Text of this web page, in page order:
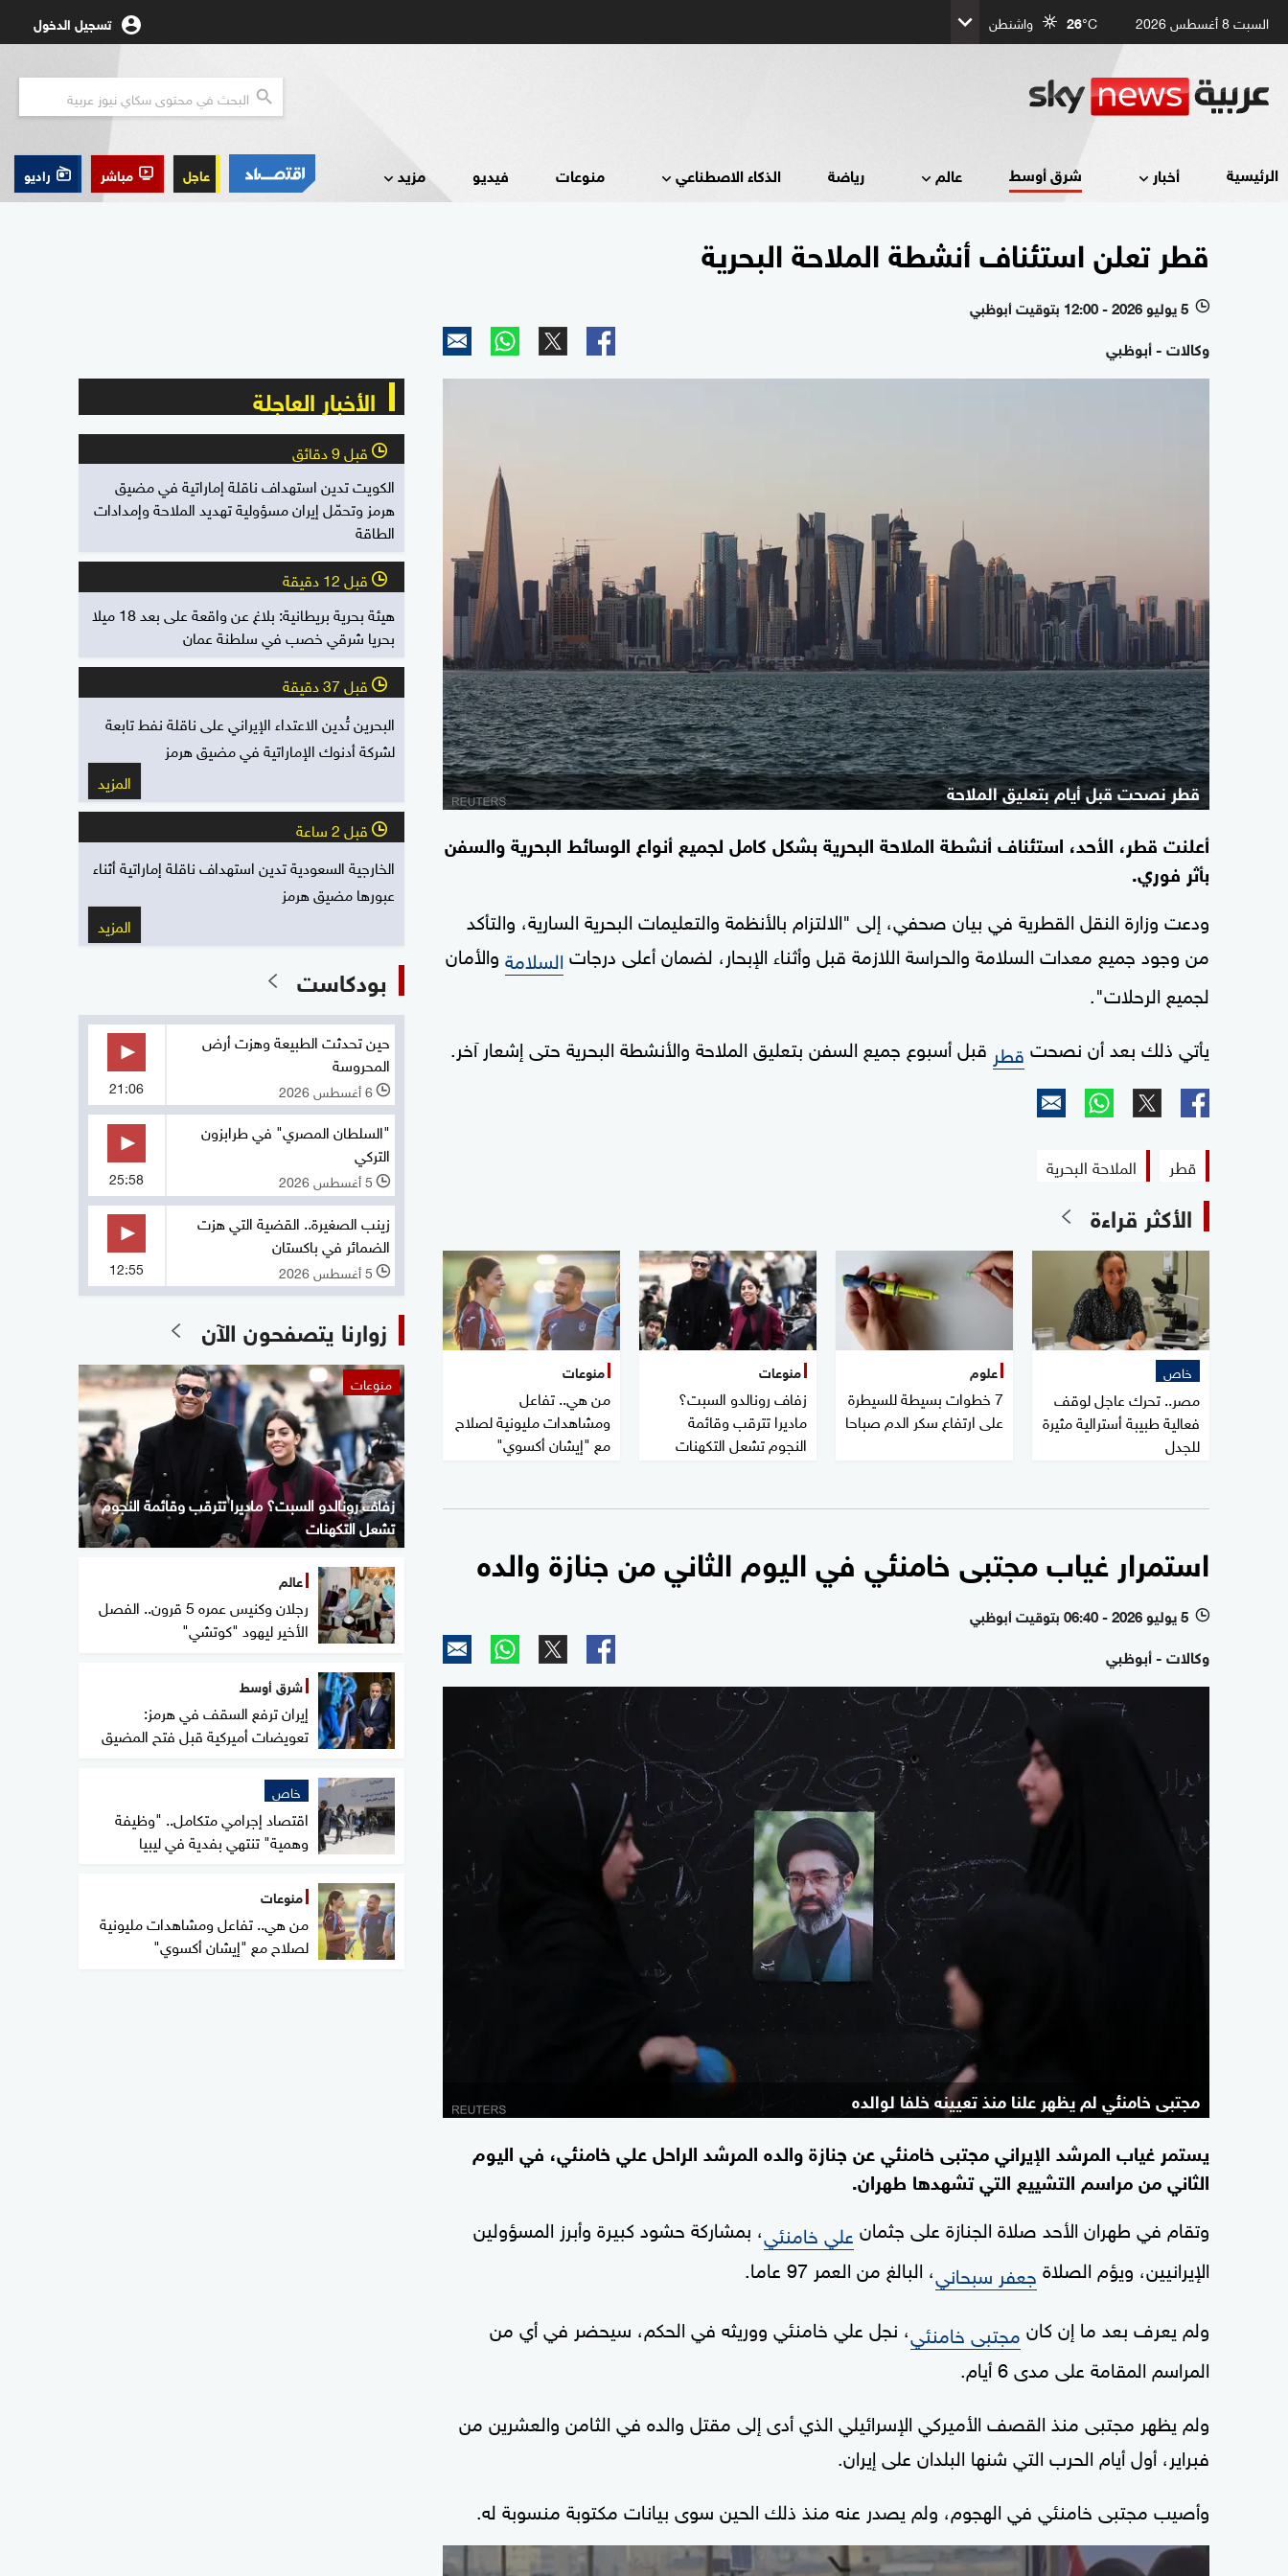
السبت 8 أغسطس 2026 26°C واشنطن تسجيل الدخول
الرئيسية أخبار شرق أوسط عالم رياضة الذكاء الاصطناعي منوعات فيديو مزيد عاجل مباشر راديو
قطر تعلن استئناف أنشطة الملاحة البحرية
l 5 يوليو 2026 - 12:00 بتوقيت أبوظبي
وكالات - أبوظبي
قطر نصحت قبل أيام بتعليق الملاحة
أعلنت قطر، ‌الأحد، استئناف أنشطة الملاحة ‌البحرية ‌بشكل كامل لجميع أنواع الوسائط البحرية والسفن
‌بأثر ‌فوري.
ودعت وزارة النقل القطرية في بيان صحفي، إلى "الالتزام بالأنظمة والتعليمات البحرية السارية، والتأكد
من وجود جميع معدات السلامة والحراسة اللازمة قبل وأثناء الإبحار، لضمان أعلى درجات السلامة والأمان
لجميع الرحلات".
يأتي ⁠ذلك بعد أن نصحت ⁠ قطر قبل أسبوع جميع ⁠السفن بتعليق الملاحة والأنشطة ⁠البحرية حتى إشعار آخر.
قطر الملاحة البحرية
الأكثر قراءة
خاص
مصر.. تحرك عاجل لوقف
فعالية طبيبة أسترالية مثيرة
للجدل
علوم
7 خطوات بسيطة للسيطرة
على ارتفاع سكر الدم صباحا
منوعات
زفاف رونالدو السبت؟
ماديرا تترقب وقائمة
النجوم تشعل التكهنات
منوعات
من هي.. تفاعل
ومشاهدات مليونية لصلاح
مع "إيشان أكسوي"
استمرار غياب مجتبى خامنئي في اليوم الثاني من جنازة والده
l 5 يوليو 2026 - 06:40 بتوقيت أبوظبي
وكالات - أبوظبي
مجتبى خامنئي لم يظهر علنا منذ تعيينه خلفا لوالده
يستمر غياب المرشد الإيراني مجتبى خامنئي عن جنازة والده المرشد الراحل علي خامنئي، في اليوم
الثاني من مراسم التشييع التي تشهدها طهران.
وتقام في طهران الأحد صلاة الجنازة على جثمان علي خامنئي، بمشاركة حشود كبيرة وأبرز المسؤولين
الإيرانيين، ويؤم الصلاة جعفر سبحاني، البالغ من العمر 97 عاما.
ولم يعرف بعد ما إن كان مجتبى خامنئي، نجل علي خامنئي ووريثه في الحكم، سيحضر في أي من
المراسم المقامة على مدى 6 أيام.
ولم يظهر مجتبى منذ القصف الأميركي الإسرائيلي الذي أدى إلى مقتل والده في الثامن والعشرين من
فبراير، أول أيام الحرب التي شنها البلدان على إيران.
وأصيب مجتبى خامنئي في الهجوم، ولم يصدر عنه منذ ذلك الحين سوى بيانات مكتوبة منسوبة له.
الأخبار العاجلة
l قبل 9 دقائق
الكويت تدين استهداف ناقلة إماراتية في مضيق
هرمز وتحمّل إيران مسؤولية تهديد الملاحة وإمدادات
الطاقة
l قبل 12 دقيقة
هيئة بحرية بريطانية: بلاغ عن واقعة على بعد 18 ميلا
بحريا شرقي خصب في سلطنة عمان
l قبل 37 دقيقة
البحرين تُدين الاعتداء الإيراني على ناقلة نفط تابعة
لشركة أدنوك الإماراتية في مضيق هرمز
المزيد
l قبل 2 ساعة
الخارجية السعودية تدين استهداف ناقلة إماراتية أثناء
عبورها مضيق هرمز
المزيد
بودكاست
حين تحدثت الطبيعة وهزت أرض
المحروسة
l 6 أغسطس 2026 21:06
"السلطان المصري" في طرابزون
التركي
l 5 أغسطس 2026 25:58
زينب الصغيرة.. القضية التي هزت
الضمائر في باكستان
l 5 أغسطس 2026 12:55
زوارنا يتصفحون الآن
منوعات
زفاف رونالدو السبت؟ ماديرا تترقب وقائمة النجوم
تشعل التكهنات
عالم
رجلان وكنيس عمره 5 قرون.. الفصل
الأخير ليهود "كوتشي"
شرق أوسط
إيران ترفع السقف في هرمز:
تعويضات أميركية قبل فتح المضيق
خاص
اقتصاد إجرامي متكامل.. "وظيفة
وهمية" تنتهي بفدية في ليبيا
منوعات
من هي.. تفاعل ومشاهدات مليونية
لصلاح مع "إيشان أكسوي"